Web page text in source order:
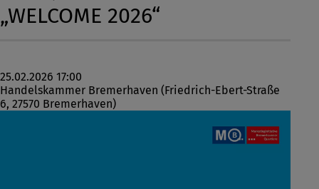
„WELCOME 2026“
25.02.2026 17:00
Handelskammer Bremerhaven (Friedrich-Ebert-Straße
6, 27570 Bremerhaven)